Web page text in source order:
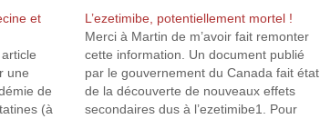
et
une
de
(à
L’ezetimibe, potentiellement mortel !
Merci à Martin de m’avoir fait remonter
cette information. Un document publié
par le gouvernement du Canada fait état
de la découverte de nouveaux effets
secondaires dus à l’ezetimibe1. Pour